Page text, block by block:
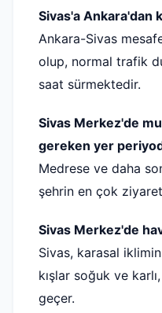
Sivas'a Ankara'dan
Ankara-Sivas
olup, normal trafik
saat sürmektedir.
Sivas Merkez'de
gereken yer
Medrese ve daha
şehrin en çok
Sivas Merkez'de
Sivas, karasal
kışlar soğuk ve
geçer.